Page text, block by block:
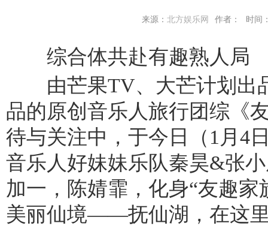
来源： 北方娱乐网 作者： 时间
综合体共赴有趣熟人局
由芒果TV、大芒计划出
品的原创音乐人旅行团综《
待与关注中，于今日（1月4
音乐人好妹妹乐队秦昊&张
加一，陈婧霏，化身“友趣
美丽仙境——抚仙湖，在这